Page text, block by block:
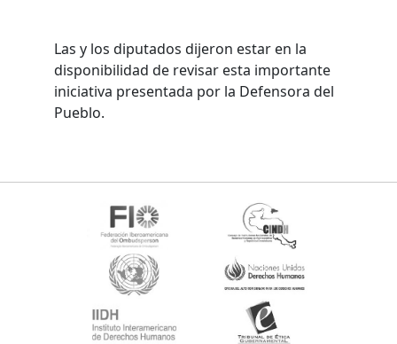
Las y los diputados dijeron estar en la
disponibilidad de revisar esta importante
iniciativa presentada por la Defensora del
Pueblo.